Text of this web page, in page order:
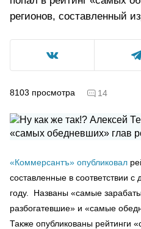
регионов, составленный
8103 просмотра 14
«Коммерсантъ» опубликовал
составленные в соответствии
году. Названы «самые
разбогатевшие» и «самые
Также опубликованы рейтинги